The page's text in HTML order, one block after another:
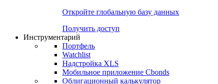
Откройте глобальную базу данных
Получить доступ
Инструментарий
Портфель
Watchlist
Надстройка XLS
Мобильное приложение Cbonds
Облигационный калькулятор